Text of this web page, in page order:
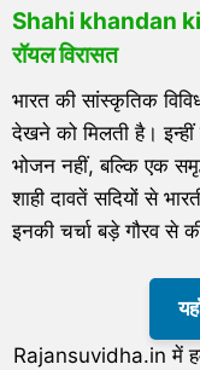
Shahi khandan ki
रॉयल विरासत
भारत की सांस्कृतिक
देखने को मिलती है।
भोजन नहीं, बल्कि एक
शाही दावतें सदियों से
इनकी चर्चा बड़े गौरव से
Rajansuvidha.in में हम